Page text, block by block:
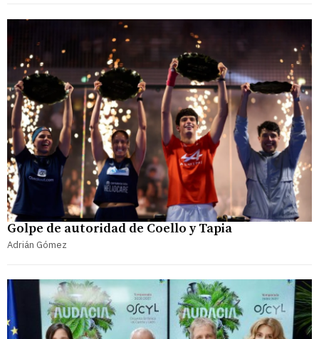
Golpe de autoridad de Coello y Tapia
Adrián Gómez